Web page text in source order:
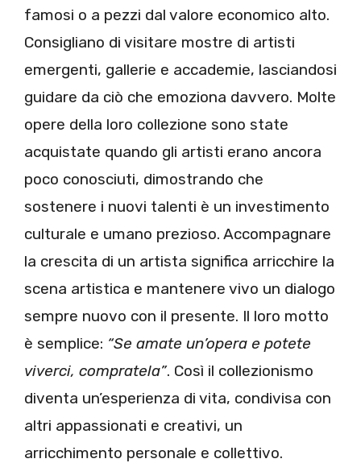
famosi o a pezzi dal valore economico alto.
Consigliano di visitare mostre di artisti
emergenti, gallerie e accademie, lasciandosi
guidare da ciò che emoziona davvero. Molte
opere della loro collezione sono state
acquistate quando gli artisti erano ancora
poco conosciuti, dimostrando che
sostenere i nuovi talenti è un investimento
culturale e umano prezioso. Accompagnare
la crescita di un artista significa arricchire la
scena artistica e mantenere vivo un dialogo
sempre nuovo con il presente. Il loro motto
è semplice: “Se amate un’opera e potete
viverci, compratela”. Così il collezionismo
diventa un’esperienza di vita, condivisa con
altri appassionati e creativi, un
arricchimento personale e collettivo.